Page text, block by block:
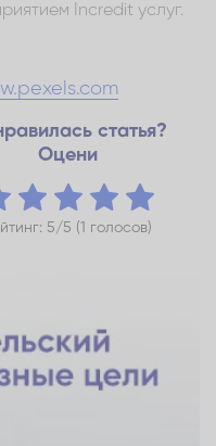
Incredit услуг.
статья?
Оцени
5/5 (1 голосов)